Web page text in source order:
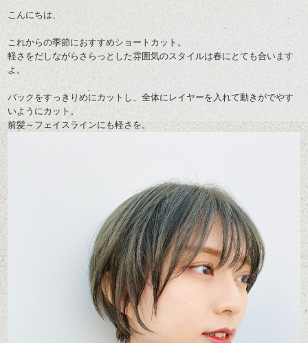
こんにちは、
これからの季節におすすめショートカット。
軽さをだしながらさらっとした雰囲気のスタイルは春にとても合います
よ。
バックをすっきりめにカットし、全体にレイヤーを入れて動きがでやす
いようにカット。
前髪～フェイスラインにも軽さを。